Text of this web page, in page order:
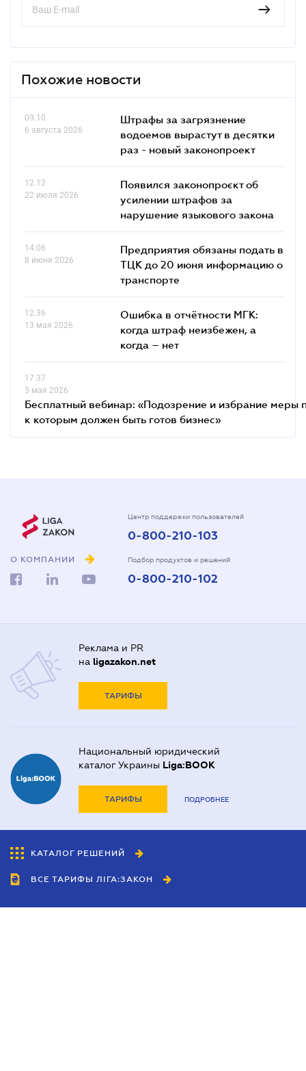
Похожие новости
09.10
6 августа 2026
Штрафы за загрязнение
водоемов вырастут в десятки
раз - новый законопроект
12.12
22 июля 2026
Появился законопроєкт об
усилении штрафов за
нарушение языкового закона
14.06
8 июня 2026
Предприятия обязаны подать в
ТЦК до 20 июня информацию о
транспорте
12.36
13 мая 2026
Ошибка в отчётности МГК:
когда штраф неизбежен, а
когда – нет
17.37
5 мая 2026
Бесплатный вебинар: «Подозрение и избрание меры
к которым должен быть готов бизнес»
О КОМПАНИИ
Центр поддержки пользователей
0-800-210-103
Подбор продуктов и решений
0-800-210-102
Реклама и PR
на ligazakon.net
ТАРИФЫ
Национальный юридический
каталог Украины Liga:BOOK
ТАРИФЫ ПОДРОБНЕЕ
КАТАЛОГ РЕШЕНИЙ
ВСЕ ТАРИФЫ ЛІГА:ЗАКОН